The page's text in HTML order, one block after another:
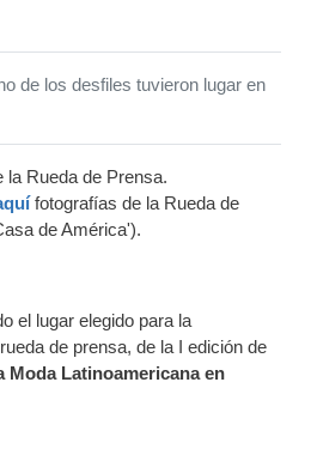
de los desfiles tuvieron lugar en
Rueda de Prensa.
fotografías de la Rueda de
de América').
el lugar elegido para la
de prensa, de la I edición de
Moda Latinoamericana en